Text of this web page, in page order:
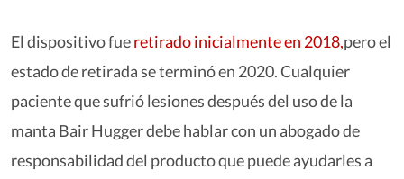
El dispositivo fueretirado inicialmente en 2018,pero el
estado de retirada se terminó en 2020. Cualquier
paciente que sufrió lesiones después del uso de la
manta Bair Hugger debe hablar con un abogado de
responsabilidad del producto que puede ayudarles a